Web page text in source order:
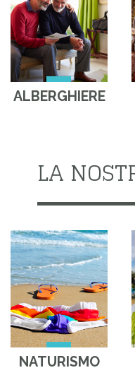
ALBERGHIERE
LA
NATURISMO